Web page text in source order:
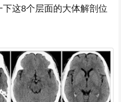
这8个层面的大体解剖位